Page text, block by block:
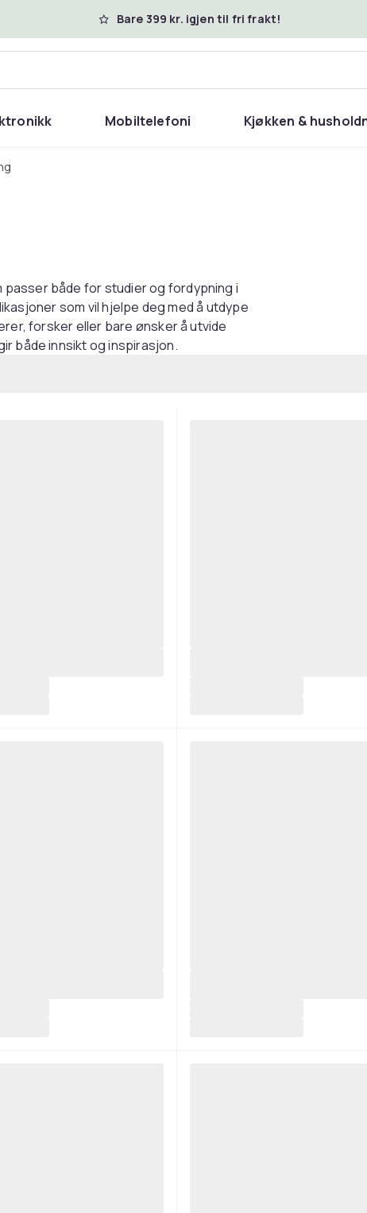
Bare 399 kr. igjen til fri frakt!
Mobiltelefoni Kjøkken &
passer både for studier og fordypning i
som vil hjelpe deg med å utdype
forsker eller bare ønsker å utvide
både innsikt og inspirasjon.